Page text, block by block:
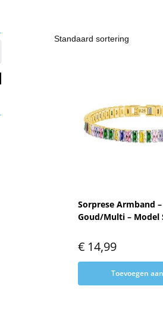
Sorprese Armband
Goud/Multi – Model
€14,99
Toevoegen